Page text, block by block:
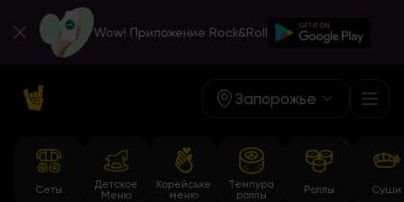
Wow! Приложение Rock&Roll
Запорожье
Сеты
Детское
Меню
Корейське
меню
Темпура
роллы
Роллы Суши